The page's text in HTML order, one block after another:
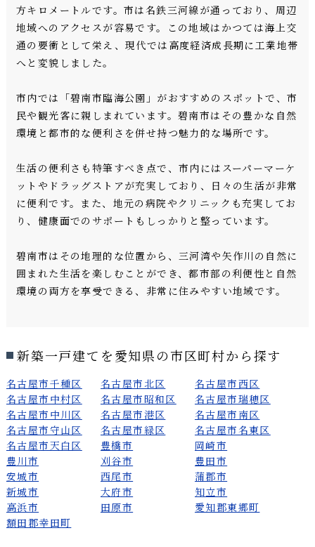
方キロメートルです。市は名鉄三河線が通っており、周辺
地域へのアクセスが容易です。この地域はかつては海上交
通の要衝として栄え、現代では高度経済成長期に工業地帯
へと変貌しました。
市内では「碧南市臨海公園」がおすすめのスポットで、市
民や観光客に親しまれています。碧南市はその豊かな自然
環境と都市的な便利さを併せ持つ魅力的な場所です。
生活の便利さも特筆すべき点で、市内にはスーパーマーケ
ットやドラッグストアが充実しており、日々の生活が非常
に便利です。また、地元の病院やクリニックも充実してお
り、健康面でのサポートもしっかりと整っています。
碧南市はその地理的な位置から、三河湾や矢作川の自然に
囲まれた生活を楽しむことができ、都市部の利便性と自然
環境の両方を享受できる、非常に住みやすい地域です。
新築一戸建てを愛知県の市区町村から探す
名古屋市千種区 名古屋市北区
名古屋市西区
名古屋市中村区
名古屋市昭和区
名古屋市瑞穂区
名古屋市中川区
名古屋市港区
名古屋市南区
名古屋市守山区
名古屋市緑区
名古屋市名東区
名古屋市天白区
豊橋市
岡崎市
豊川市
刈谷市
豊田市
安城市
西尾市
蒲郡市
新城市
大府市
知立市
高浜市
田原市
愛知郡東郷町
額田郡幸田町